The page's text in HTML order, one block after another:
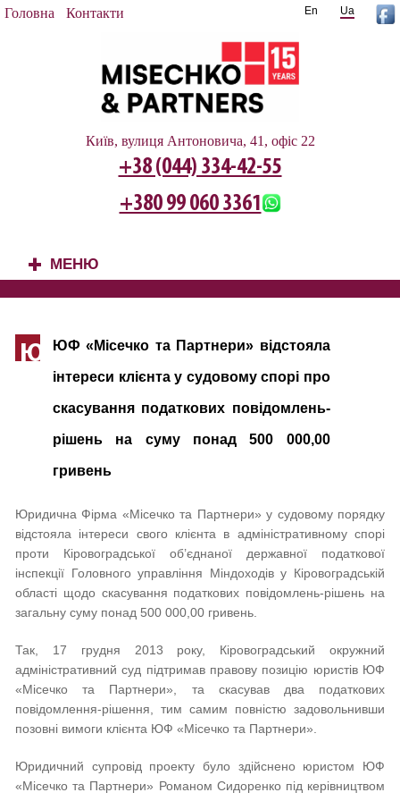
Головна Контакти Ua
En
Київ, вулиця Антоновича, 41, офіс 22
+38 (044) 334-42-55
+380 99 060 3361
+ МЕНЮ
Ю ЮФ « Місечко та Партнери» відстояла
інтереси клієнта у судовому спорі про
скасування податкових повідомлень-
рішень на суму понад 500 000,00
гривень
Юридична Фірма «Місечко та Партнери» у судовому порядку
відстояла інтереси свого клієнта в адміністративному спорі
проти Кіровоградської об’єднаної державної податкової
інспекції Головного управління Міндоходів у Кіровоградській
області щодо скасування податкових повідомлень-рішень на
загальну суму понад 500 000,00 гривень.
Так, 17 грудня 2013 року, Кіровоградський окружний
адміністративний суд підтримав правову позицію юристів ЮФ
«Місечко та Партнери», та скасував два податкових
повідомлення-рішення, тим самим повністю задовольнивши
позовні вимоги клієнта ЮФ «Місечко та Партнери».
Юридичний супровід проекту було здійснено юристом ЮФ
«Місечко та Партнери» Романом Сидоренко під керівництвом